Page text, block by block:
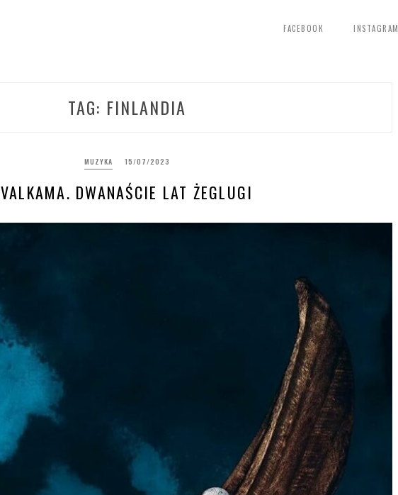
FACEBOOK INSTAGRAM
TAG: FINLANDIA
MUZYKA 15/07/2023
VALKAMA. DWANAŚCIE LAT ŻEGLUGI